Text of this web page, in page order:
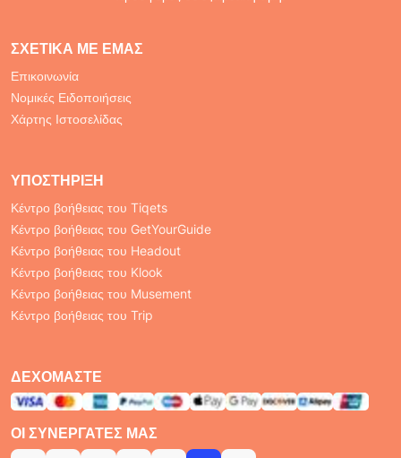
ΣΧΕΤΙΚΆ ΜΕ ΕΜΆΣ
Επικοινωνία
Νομικές Ειδοποιήσεις
Χάρτης Ιστοσελίδας
ΥΠΟΣΤΉΡΙΞΗ
Κέντρο βοήθειας του Tiqets
Κέντρο βοήθειας του GetYourGuide
Κέντρο βοήθειας του Headout
Κέντρο βοήθειας του Klook
Κέντρο βοήθειας του Musement
Κέντρο βοήθειας του Trip
ΔΕΧΌΜΑΣΤΕ
ΟΙ ΣΥΝΕΡΓΆΤΕΣ ΜΑΣ